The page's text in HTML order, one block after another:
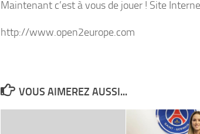
Maintenant c’est à vous de jouer ! Site
http://www.open2europe.com
VOUS AIMEREZ AUSSI...